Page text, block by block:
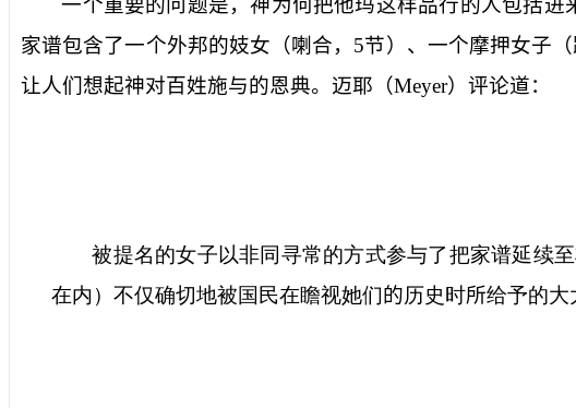
一个重要的问题是，神为何把他玛这样品行的人包括
家谱包含了一个外邦的妓女（喇合， 5节）、一个摩押女子（
让人们想起神对百姓施与的恩典。迈耶（Meyer）评论道：
被提名的女子以非同寻常的方式参与了把家谱延续
在内）不仅确切地被国民在瞻视她们的历史时所给予的大